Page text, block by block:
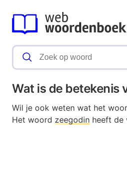
Wat is de betekenis
Wil je ook weten wat het
Het woord zeegodin heeft de